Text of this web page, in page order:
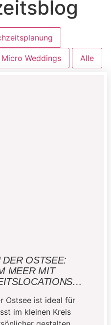
Micro Weddings Alle
OSTSEE:
MEER MIT
Ostsee ist ideal für
im kleinen Kreis